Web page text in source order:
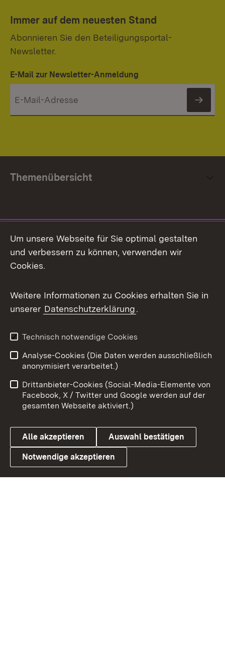
Immer auf dem neuesten Stand
Abonnieren Sie den Beteiligungsportal-
Newsletter.
E-Mail zur Newsletter-Anmeldung
Themenübersicht
Facebook
X / Twitter
Youtube
Link zum Landesportal
Impressum
Kontakt
Barrierefreiheit
Datenschutz
Cookies
Um unsere Webseite für Sie optimal gestalten
und verbessern zu können, verwenden wir
Cookies.
Weitere Informationen zu Cookies erhalten Sie in
unserer Datenschutzerklärung.
Technisch notwendige Cookies
Analyse-Cookies (Die Daten werden ausschließlich
anonymisiert verarbeitet.)
Drittanbieter-Cookies (Social-Media-Elemente von
Facebook, X / Twitter und Google werden auf der
gesamten Webseite aktiviert.)
Alle akzeptieren Auswahl bestätigen
Notwendige akzeptieren